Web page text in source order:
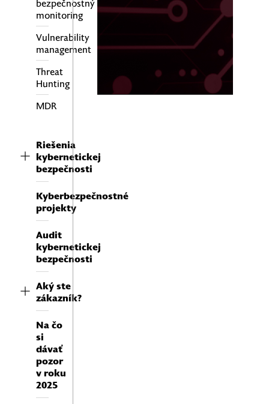
bezpečnostný
monitoring
Vulnerability
management
Threat
Hunting
MDR
Riešenia
kybernetickej
bezpečnosti
Kyberbezpečnostné
projekty
Audit
kybernetickej
bezpečnosti
Aký ste
zákazník?
Na čo
si
dávať
pozor
v roku
2025